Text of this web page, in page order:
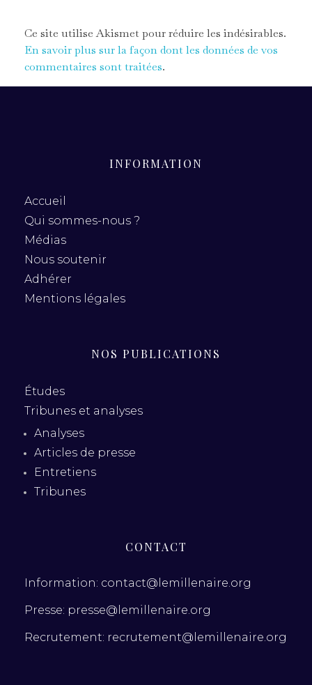
Ce site utilise Akismet pour réduire les indésirables.
En savoir plus sur la façon dont les données de vos
commentaires sont traitées.
INFORMATION
Accueil
Qui sommes-nous ?
Médias
Nous soutenir
Adhérer
Mentions légales
NOS PUBLICATIONS
Études
Tribunes et analyses
Analyses
Articles de presse
Entretiens
Tribunes
CONTACT
Information: contact@lemillenaire.org
Presse: presse@lemillenaire.org
Recrutement: recrutement@lemillenaire.org